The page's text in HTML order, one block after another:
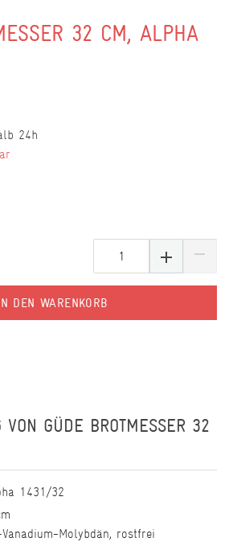
32 CM, ALPHA
24h
DEN WARENKORB
VON GÜDE BROTMESSER 32
1431/32
Molybdän, rostfrei